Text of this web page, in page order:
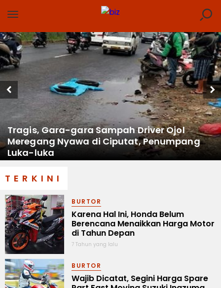
Tragis, Gara-gara Sampah Driver Ojol
Meregang Nyawa di Ciputat, Penumpang
Luka-luka
TERKINI
BURTOR
Karena Hal Ini, Honda Belum
Berencana Menaikkan Harga Motor
di Tahun Depan
7 Tahun yang lalu
BURTOR
Wajib Dicatat, Segini Harga Spare